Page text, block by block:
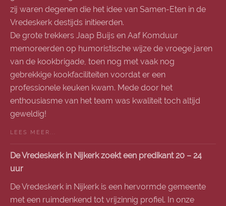
zij waren degenen die het idee van Samen-Eten in de
Vredeskerk destijds initieerden.
De grote trekkers Jaap Buijs en Aaf Komduur
memoreerden op humoristische wijze de vroege jaren
van de kookbrigade, toen nog met vaak nog
gebrekkige kookfaciliteiten voordat er een
professionele keuken kwam. Mede door het
enthousiasme van het team was kwaliteit toch altijd
geweldig!
LEES MEER...
De Vredeskerk in Nijkerk zoekt een predikant 20 – 24
uur
De Vredeskerk in Nijkerk is een hervormde gemeente
met een ruimdenkend tot vrijzinnig profiel. In onze